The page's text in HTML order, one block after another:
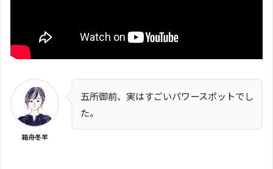
箱舟冬羊
五所御前、実はすごいパワースポットでし
た。